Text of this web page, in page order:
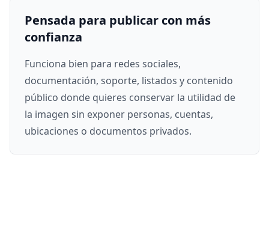
Pensada para publicar con más
confianza
Funciona bien para redes sociales,
documentación, soporte, listados y contenido
público donde quieres conservar la utilidad de
la imagen sin exponer personas, cuentas,
ubicaciones o documentos privados.